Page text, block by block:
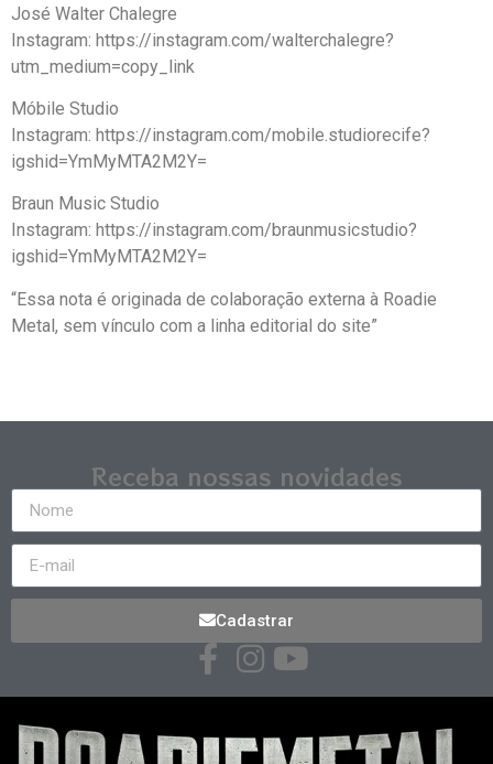
José Walter Chalegre
Instagram: https://instagram.com/walterchalegre?
utm_medium=copy_link
Móbile Studio
Instagram: https://instagram.com/mobile.studiorecife?
igshid=YmMyMTA2M2Y=
Braun Music Studio
Instagram: https://instagram.com/braunmusicstudio?
igshid=YmMyMTA2M2Y=
“Essa nota é originada de colaboração externa à Roadie
Metal, sem vínculo com a linha editorial do site”
Receba nossas novidades
Cadastrar